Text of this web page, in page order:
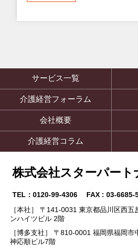
サービス一覧
介護経営フォーラム
会社概要
介護経営コラム
株式会社スターパート
TEL：0120-99-4306 FAX : 03-6685-
［本社］ 〒141-0031 東京都品川区西
ンハイツビル 2階
［博多支社］ 〒810-0001 福岡県福岡
神応順ビル7階